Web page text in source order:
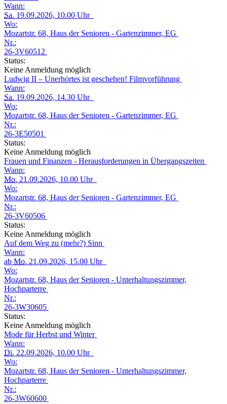
Wann:
Sa. 19.09.2026, 10.00 Uhr
Wo:
Mozartstr. 68, Haus der Senioren - Gartenzimmer, EG
Nr.:
26-3V60512
Status:
Keine Anmeldung möglich
Ludwig II – Unerhörtes ist geschehen! Filmvorführung
Wann:
Sa. 19.09.2026, 14.30 Uhr
Wo:
Mozartstr. 68, Haus der Senioren - Gartenzimmer, EG
Nr.:
26-3E50501
Status:
Keine Anmeldung möglich
Frauen und Finanzen - Herausforderungen in Übergangszeiten
Wann:
Mo. 21.09.2026, 10.00 Uhr
Wo:
Mozartstr. 68, Haus der Senioren - Gartenzimmer, EG
Nr.:
26-3V60506
Status:
Keine Anmeldung möglich
Auf dem Weg zu (mehr?) Sinn
Wann:
ab Mo. 21.09.2026, 15.00 Uhr
Wo:
Mozartstr. 68, Haus der Senioren - Unterhaltungszimmer,
Hochparterre
Nr.:
26-3W30605
Status:
Keine Anmeldung möglich
Mode für Herbst und Winter
Wann:
Di. 22.09.2026, 10.00 Uhr
Wo:
Mozartstr. 68, Haus der Senioren - Unterhaltungszimmer,
Hochparterre
Nr.:
26-3W60600